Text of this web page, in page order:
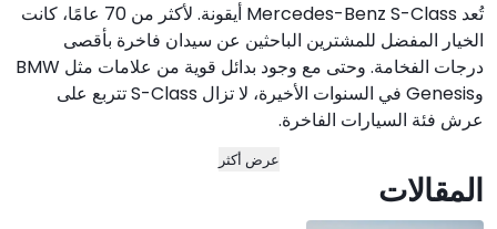
تُعد Mercedes-Benz S-Class أيقونة. لأكثر من 70 عامًا، كانت
الخيار المفضل للمشترين الباحثين عن سيدان فاخرة بأقصى
درجات الفخامة. وحتى مع وجود بدائل قوية من علامات مثل BMW
وGenesis في السنوات الأخيرة، لا تزال S-Class تتربع على
عرش فئة السيارات الفاخرة.
عرض أكثر
المقالات